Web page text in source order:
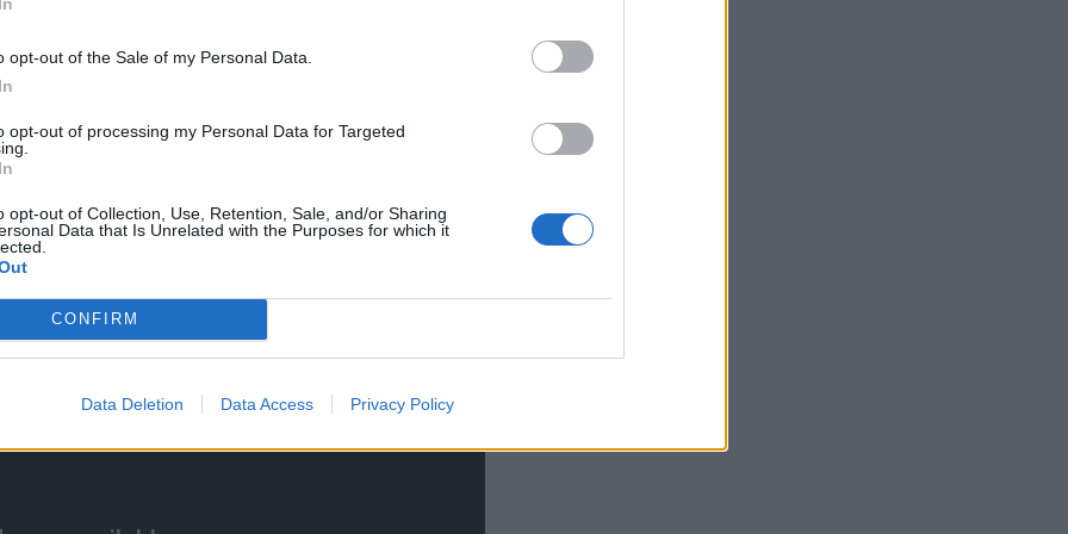
opt-out of the Sale of my Personal Data.
opt-out of processing my Personal Data for Targeted
opt-out of Collection, Use, Retention, Sale, and/or Sharing
Data that Is Unrelated with the Purposes for which it
CONFIRM
Data Deletion Data Access Privacy Policy
Mobile Arena του Λας Βέγκας, τα εισιτήρια